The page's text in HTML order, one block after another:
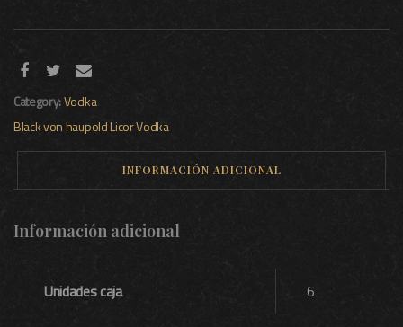
Category:Vodka
Black von haupoldLicorVodka
INFORMACIÓN ADICIONAL
Información adicional
Unidades caja 6